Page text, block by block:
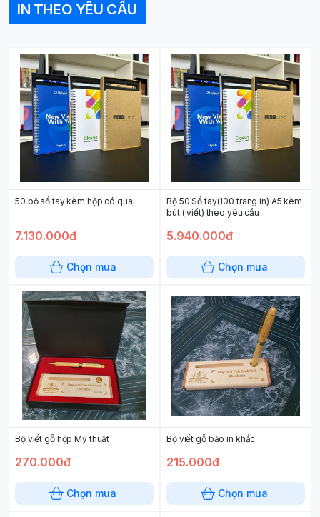
IN THEO YÊU CẦU
50 bộ sổ tay kèm hộp có quai
7.130.000đ
Chọn mua
Bộ 50 Sổ tay(100 trang in) A5 kèm
bút ( viết) theo yêu cầu
5.940.000đ
Chọn mua
Bộ viết gỗ hộp Mỹ thuật
270.000đ
Chọn mua
Bộ viết gỗ bảo in khắc
215.000đ
Chọn mua